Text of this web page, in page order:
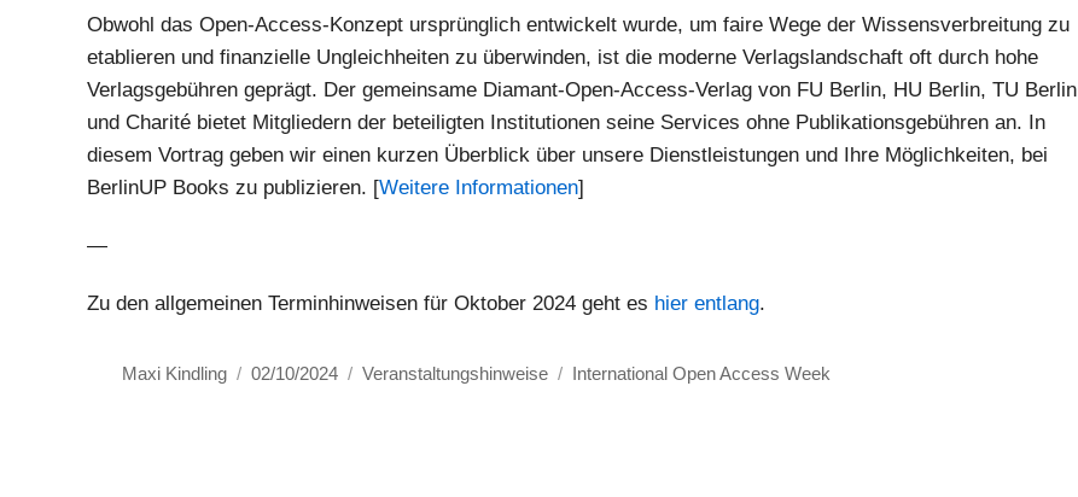
Obwohl das Open-Access-Konzept ursprünglich entwickelt wurde, um faire Wege der Wissensverbreitung zu
etablieren und finanzielle Ungleichheiten zu überwinden, ist die moderne Verlagslandschaft oft durch hohe
Verlagsgebühren geprägt. Der gemeinsame Diamant-Open-Access-Verlag von FU Berlin, HU Berlin, TU Berlin
und Charité bietet Mitgliedern der beteiligten Institutionen seine Services ohne Publikationsgebühren an. In
diesem Vortrag geben wir einen kurzen Überblick über unsere Dienstleistungen und Ihre Möglichkeiten, bei
BerlinUP Books zu publizieren. [Weitere Informationen]
—
Zu den allgemeinen Terminhinweisen für Oktober 2024 geht es hier entlang.
Autor
Maxi Kindling
Veröffentlicht
02/10/2024 Kategorien
Veranstaltungshinweise Schlagwörter
International Open Access Week